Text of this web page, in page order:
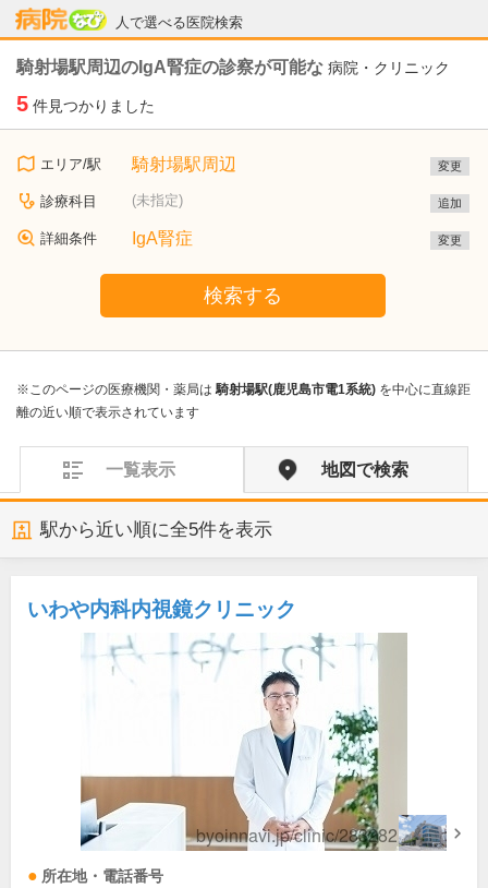
人で選べる医院検索
病院なび
騎射場駅周辺のIgA腎症の診察が可能な 病院・クリニック
5 件見つかりました
エリア/駅 騎射場駅周辺 変更
診療科目 (未指定) 追加
詳細条件 IgA腎症 変更
検索する
※このページの医療機関・薬局は騎射場駅(鹿児島市電1系統) を中心に直線距
離の近い順で表示されています
一覧表示 地図で検索
駅から近い順に全5件を表示
いわや内科内視鏡クリニック
所在地・電話番号